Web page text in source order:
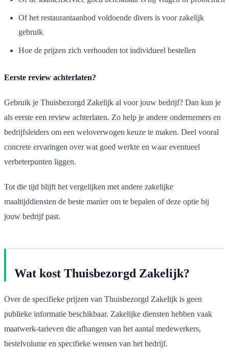
Of het restaurantaanbod voldoende divers is voor zakelijk
gebruik
Hoe de prijzen zich verhouden tot individueel bestellen
Eerste review achterlaten?
Gebruik je Thuisbezorgd Zakelijk al voor jouw bedrijf? Dan kun je
als eerste een review achterlaten. Zo help je andere ondernemers en
bedrijfsleiders om een weloverwogen keuze te maken. Deel vooral
concrete ervaringen over wat goed werkte en waar eventueel
verbeterpunten liggen.
Tot die tijd blijft het vergelijken met andere zakelijke
maaltijddiensten de beste manier om te bepalen of deze optie bij
jouw bedrijf past.
Wat kost Thuisbezorgd Zakelijk?
Over de specifieke prijzen van Thuisbezorgd Zakelijk is geen
publieke informatie beschikbaar. Zakelijke diensten hebben vaak
maatwerk-tarieven die afhangen van het aantal medewerkers,
bestelvolume en specifieke wensen van het bedrijf.